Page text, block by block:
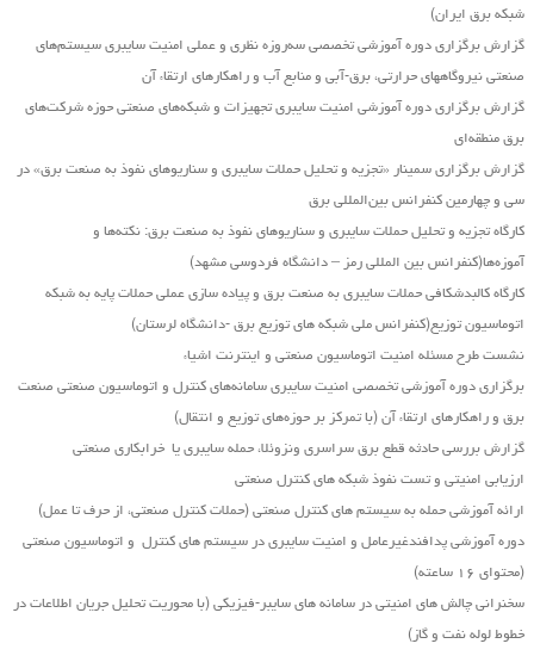
شبکه برق ایران)
گزارش برگزاری دوره آموزشی تخصصی سه‌روزه نظری و عملی امنیت سایبری سیستم‌های
صنعتی نیروگاه‏های حرارتی، برق‏-آبی و منابع آب و راهکارهای ارتقاء آن
گزارش برگزاری دوره آموزشی امنیت سایبری تجهیزات و شبکه‌های صنعتی حوزه شرکت‌های
برق منطقه‌ای
گزارش برگزاری سمینار «تجزیه ‌و تحلیل حملات سایبری و سناریو‌های نفوذ به صنعت برق» در
سی و چهارمین کنفرانس بین‌المللی برق
کارگاه تجزیه و تحلیل حملات سایبری و سناریوهای نفوذ به صنعت برق: نکته‌ها و
آموزه‌ها(کنفرانس بین المللی رمز – دانشگاه فردوسی مشهد)
کارگاه کالبدشکافی حملات سایبری به صنعت برق و پیاده سازی عملی حملات پایه به شبکه
اتوماسیون توزیع(کنفرانس ملی شبکه های توزیع برق -دانشگاه لرستان)
نشست طرح مسئله امنیت اتوماسیون صنعتی و اینترنت اشیاء
برگزاری دوره آموزشی تخصصی امنیت سایبری سامانه‌های کنترل و اتوماسیون صنعتی صنعت
برق و راهکارهای ارتقاء آن (با تمرکز بر حوزه‌های توزیع و انتقال)
گزارش بررسی حادثه قطع برق سراسری ونزوئلا، حمله سایبری یا خرابکاری صنعتی
ارزیابی امنیتی و تست نفوذ شبکه های کنترل صنعتی
ارائه آموزشی حمله به سیستم های کنترل صنعتی (حملات کنترل صنعتی، از حرف تا عمل)
دوره آموزشی پدافندغیرعامل و امنیت سایبری در سیستم های کنترل و اتوماسیون صنعتی
(محتوای ۱۶ ساعته)
سخنرانی چالش های امنیتی در سامانه های سایبر-فیزیکی (با محوریت تحلیل جریان اطلاعات در
خطوط لوله نفت و گاز)